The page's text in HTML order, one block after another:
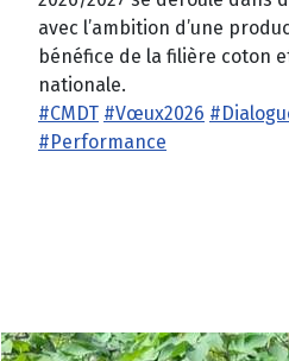
avec l’ambition d’une
bénéfice de la filière coton
nationale.
#CMDT #Vœux2026
#Performance